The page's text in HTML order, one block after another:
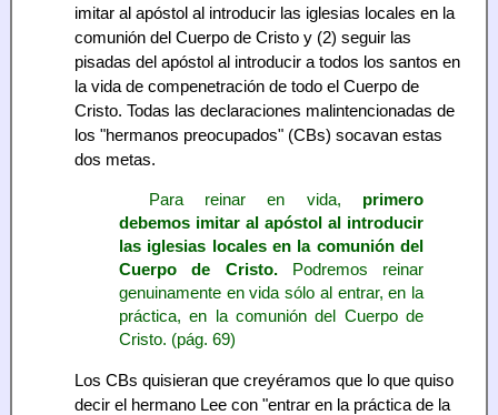
imitar al apóstol al introducir las iglesias locales en la
comunión del Cuerpo de Cristo y (2) seguir las
pisadas del apóstol al introducir a todos los santos en
la vida de compenetración de todo el Cuerpo de
Cristo. Todas las declaraciones malintencionadas de
los "hermanos preocupados" (CBs) socavan estas
dos metas.
Para reinar en vida, primero
debemos imitar al apóstol al introducir
las iglesias locales en la comunión del
Cuerpo de Cristo.Podremos reinar
genuinamente en vida sólo al entrar, en la
práctica, en la comunión del Cuerpo de
Cristo. (pág. 69)
Los CBs quisieran que creyéramos que lo que quiso
decir el hermano Lee con "entrar en la práctica de la